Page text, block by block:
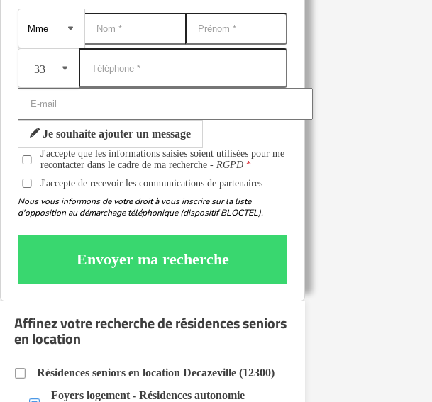
+33
Je souhaite ajouter un message
J'accepte que les informations saisies soient utilisées pour me
recontacter dans le cadre de ma recherche -RGPD
J'accepte de recevoir les communications de partenaires
Nous vous informons de votre droit à vous inscrire sur la liste
d'opposition au démarchage téléphonique (dispositif BLOCTEL).
Envoyer ma recherche
Affinez votre recherche de résidences seniors
en location
Résidences seniors en location Decazeville (12300)
Foyers logement - Résidences autonomie